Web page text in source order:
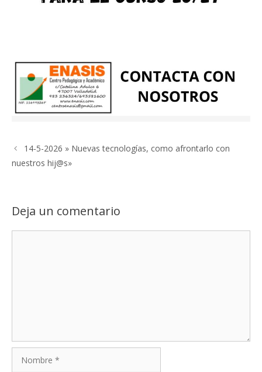
14-5-2026 » Nuevas tecnologías, como afrontarlo con
nuestros hij@s»
Deja un comentario